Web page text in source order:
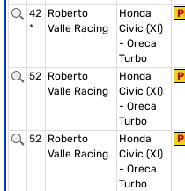
42
*
Roberto
Valle Racing
Honda
Civic (XI)
- Oreca
Turbo
52 Roberto
Valle Racing
Honda
Civic (XI)
- Oreca
Turbo
52 Roberto
Valle Racing
Honda
Civic (XI)
- Oreca
Turbo